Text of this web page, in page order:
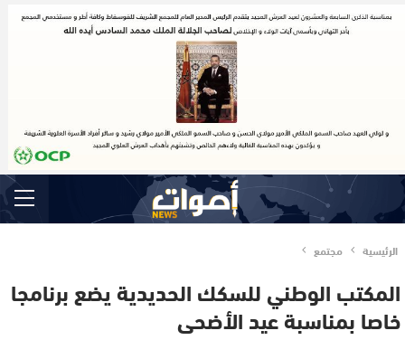
الرئيسية مجتمع
المكتب الوطني للسكك الحديدية يضع برنامجا
خاصا بمناسبة عيد الأضحى